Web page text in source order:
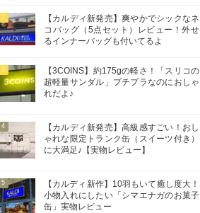
2
【カルディ新発売】爽やかでシックなネ
コバッグ（5点セット）レビュー！外せ
るインナーバッグも付いてるよ
3
【3COINS】約175gの軽さ！「スリコの
超軽量サンダル」プチプラなのにおしゃ
れだよ♪
4
【カルディ新発売】高級感すごい！おし
ゃれな限定トランク缶（スイーツ付き）
に大満足♪【実物レビュー】
5
【カルディ新作】10羽もいて癒し度大！
小物入れにしたい「シマエナガのお菓子
缶」実物レビュー